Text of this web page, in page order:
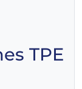
TPE